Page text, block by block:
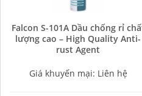
lượng cao – High Quality Anti-
rust Agent